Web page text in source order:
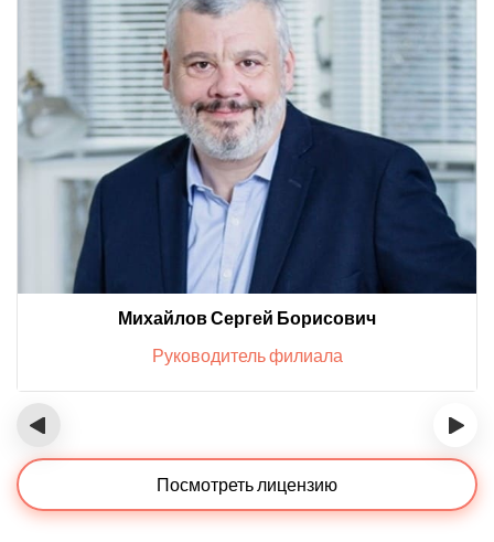
Михайлов Сергей Борисович
Руководитель филиала
‹ ›
Посмотреть лицензию